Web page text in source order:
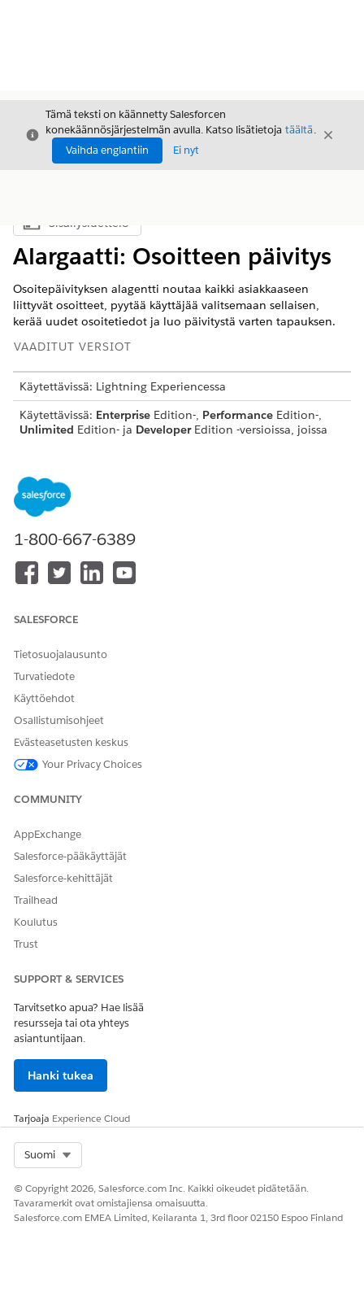
Sulje
Tämä teksti on käännetty Salesforcen
konekäännösjärjestelmän avulla. Katso lisätietoja täältä.
Vaihda englantiin
Ei nyt
Sulje
Näytä sisällysluettelo
Sisällysluettelo
Alargaatti: Osoitteen päivitys
Osoitepäivityksen alagentti noutaa kaikki asiakkaaseen
liittyvät osoitteet, pyytää käyttäjää valitsemaan sellaisen,
kerää uudet osoitetiedot ja luo päivitystä varten tapauksen.
VAADITUT VERSIOT
Käytettävissä: Lightning Experiencessa
Käytettävissä: Enterprise Edition-, Performance Edition-,
Unlimited Edition- ja DeveloperEdition -versioissa, joissa
jokaisella käyttäjällä on Agentforce for Automotiven lisäosa
toiminnon käyttämiseksi.
Alagentin lisätiedot
API-nimi
Pakollinen määritystoiminto
Esimerkkejä lausumista, jotka käynnistävät tämän
alaagentin
RATKAISIKO TÄMÄ ARTIKKELI ONGELMASI?
1-800-667-6389
SALESFORCE
Tietosuojalausunto
Turvatiedote
Käyttöehdot
Osallistumisohjeet
Evästeasetusten keskus
Your Privacy Choices
COMMUNITY
AppExchange
Salesforce-pääkäyttäjät
Salesforce-kehittäjät
Trailhead
Koulutus
Trust
SUPPORT & SERVICES
Tarvitsetko apua? Hae lisää
resursseja tai ota yhteys
asiantuntijaan.
Hanki tukea
Tarjoaja Experience Cloud
Suomi
© Copyright 2026, Salesforce.com Inc. Kaikki oikeudet pidätetään.
Tavaramerkit ovat omistajiensa omaisuutta.
Salesforce.com EMEA Limited, Keilaranta 1, 3rd floor 02150 Espoo Finland